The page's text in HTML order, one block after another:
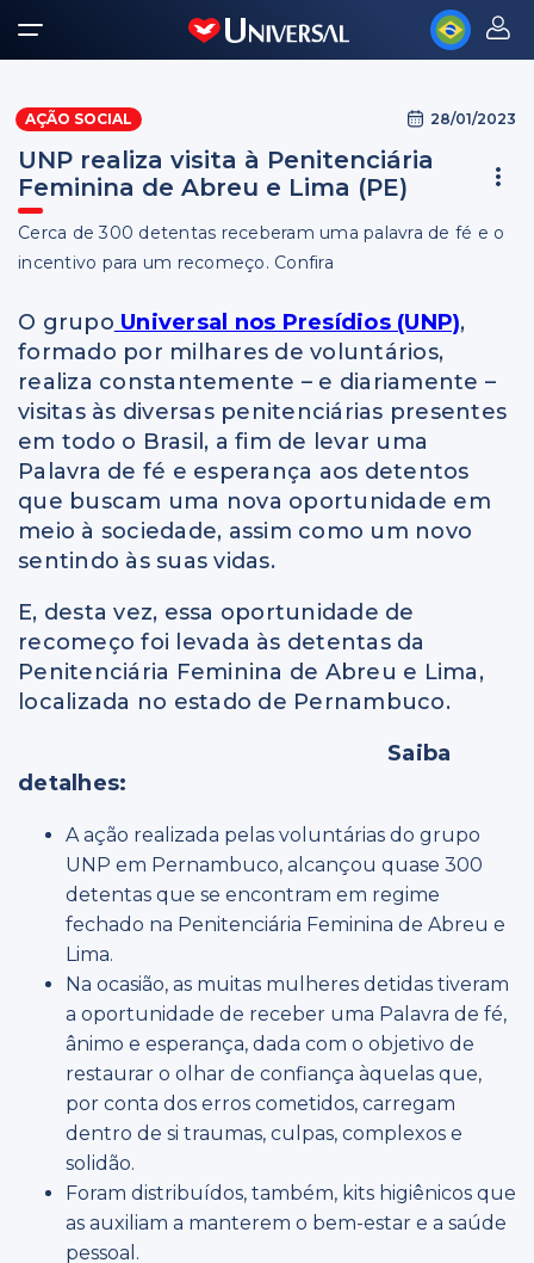
AÇÃO SOCIAL 28/01/2023
UNP realiza visita à Penitenciária
Feminina de Abreu e Lima (PE)
Cerca de 300 detentas receberam uma palavra de fé e o
incentivo para um recomeço. Confira
O grupo Universal nos Presídios (UNP),
formado por milhares de voluntários,
realiza constantemente – e diariamente –
visitas às diversas penitenciárias presentes
em todo o Brasil, a fim de levar uma
Palavra de fé e esperança aos detentos
que buscam uma nova oportunidade em
meio à sociedade, assim como um novo
sentindo às suas vidas.
E, desta vez, essa oportunidade de
recomeço foi levada às detentas da
Penitenciária Feminina de Abreu e Lima,
localizada no estado de Pernambuco.
Saiba
detalhes:
A ação realizada pelas voluntárias do grupo
UNP em Pernambuco, alcançou quase 300
detentas que se encontram em regime
fechado na Penitenciária Feminina de Abreu e
Lima.
Na ocasião, as muitas mulheres detidas tiveram
a oportunidade de receber uma Palavra de fé,
ânimo e esperança, dada com o objetivo de
restaurar o olhar de confiança àquelas que,
por conta dos erros cometidos, carregam
dentro de si traumas, culpas, complexos e
solidão.
Foram distribuídos, também, kits higiênicos que
as auxiliam a manterem o bem-estar e a saúde
pessoal.